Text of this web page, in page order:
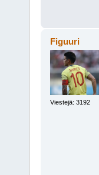
Figuuri
Viestejä: 3192